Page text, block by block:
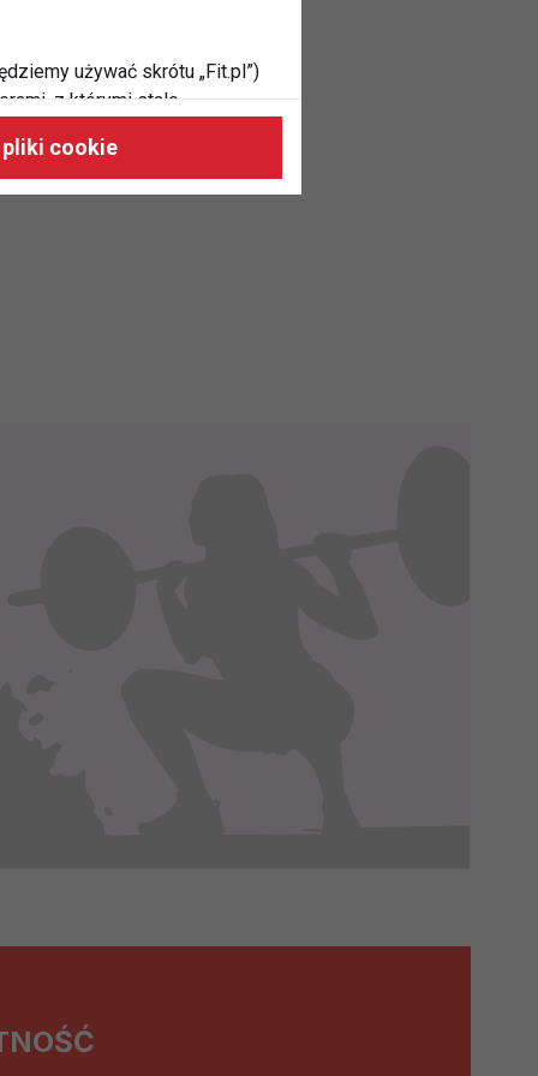
używać skrótu „Fit.pl”)
z którymi stale
je na nasze zlecenie,
oparciu o stosowną podstawę
zbierane są przez naszych
ich przetwarzania. Możesz
cookie